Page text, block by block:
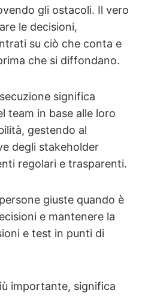
gli ostacoli. Il vero
le decisioni,
su ciò che conta e
che si diffondano.
significa
team in base alle loro
gestendo al
degli stakeholder
regolari e trasparenti.
giuste quando è
e mantenere la
e test in punti di
importante, significa